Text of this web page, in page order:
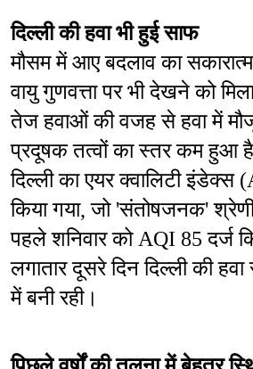
दिल्ली की हवा भी हुई साफ
मौसम में आए बदलाव का
वायु गुणवत्ता पर भी देखने को
तेज हवाओं की वजह से हवा में
प्रदूषक तत्वों का स्तर कम हुआ
दिल्ली का एयर क्वालिटी इंडेक्स
किया गया, जो 'संतोषजनक'
पहले शनिवार को AQI 85 दर्ज
लगातार दूसरे दिन दिल्ली की
में बनी रही।